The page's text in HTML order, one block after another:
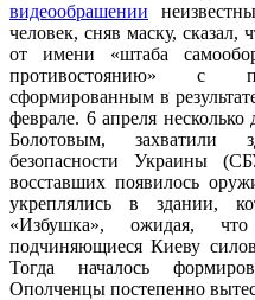
видеообрашении
человек, сняв маску, сказал,
от имени «штаба
противостоянию» с
сформированным в
феврале. 6 апреля несколько
Болотовым, захватили
безопасности Украины
восставших появилось
укреплялись в здании,
«Избушка», ожидая,
подчиняющиеся Киеву
Тогда началось
Ополченцы постепенно